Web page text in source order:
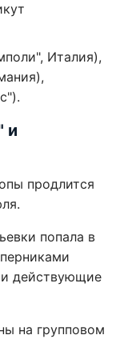
Италия),
и
продлится
попала в
и действующие
на групповом